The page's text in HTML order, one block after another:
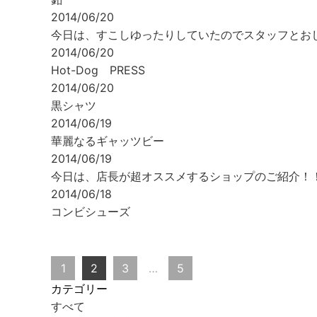
2014/06/20
今日は、すこしゆったりしていたのでスタッフとお
2014/06/20
Hot-Dog PRESS
2014/06/20
黒シャツ
2014/06/19
華麗なるギャッツビー
2014/06/19
今日は、店長が超オススメするショップのご紹介！！
2014/06/18
コンビシューズ
1 2 3 …
5
カテゴリー
すべて